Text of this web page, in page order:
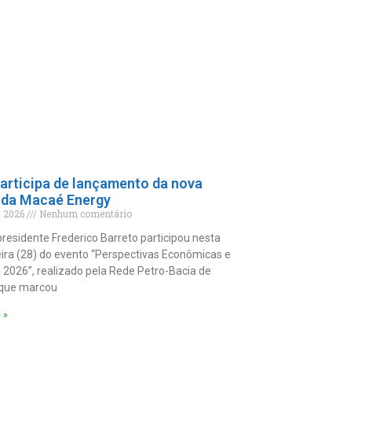
de lançamento da nova
Macaé Energy
2026
Nenhum comentário
Frederico Barreto participou nesta
(28) do evento “Perspectivas Econômicas e
2026”, realizado pela Rede Petro-Bacia de
marcou
»